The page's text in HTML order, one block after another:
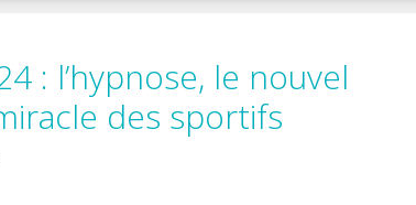
: l’hypnose, le nouvel
des sportifs